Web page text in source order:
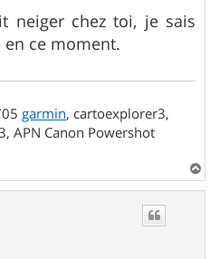
neiger chez toi, je sais
ce moment.
garmin, cartoexplorer3,
APN Canon Powershot
a